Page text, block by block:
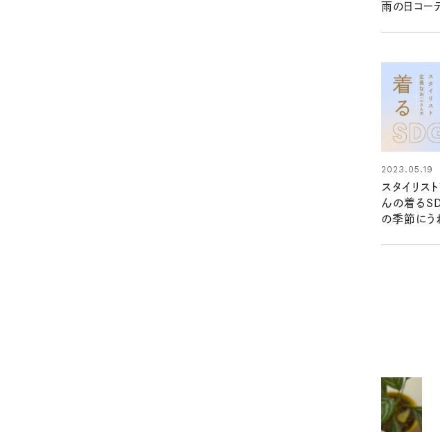
雨の日コー
2023.05.19
スタイリス
んの着る
の季節にう